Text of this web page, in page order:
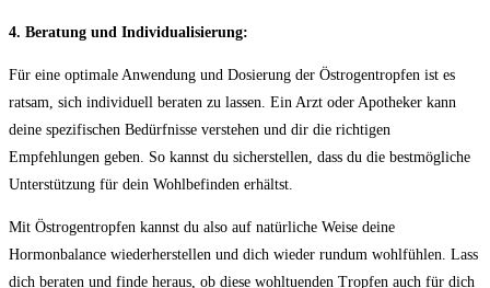
4. Beratung‌ und Individualisierung:
Für eine optimale Anwendung und Dosierung der Östrogentropfen ist es
ratsam, sich individuell beraten zu⁣ lassen. Ein ‍Arzt ‌oder ⁣Apotheker kann
deine​ spezifischen Bedürfnisse verstehen und dir die⁢ richtigen
Empfehlungen‌ geben. So kannst​ du sicherstellen, dass ‍du die​ bestmögliche‌
Unterstützung​ für ‌dein⁤ Wohlbefinden erhältst.
Mit ​Östrogentropfen kannst du also⁤ auf⁢ natürliche Weise deine
Hormonbalance wiederherstellen und dich wieder rundum wohlfühlen.⁤ Lass
dich beraten und finde heraus, ‌ob diese wohltuenden Tropfen ⁤auch für dich